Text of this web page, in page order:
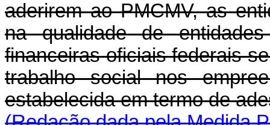
aderirem ao PMCMV, as
na qualidade de
financeiras oficiais federais
trabalho social nos
estabelecida em termo de